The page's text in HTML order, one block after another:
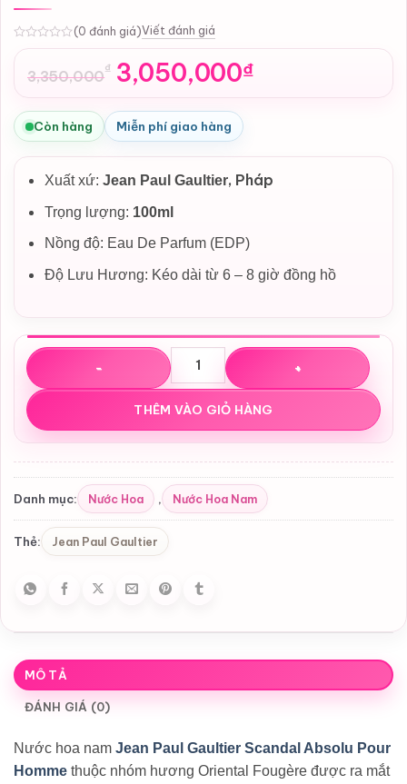
(0 đánh giá)Viết đánh giá
3,350,000₫
Giá
gốc
là:
3,350,000₫.
3,050,000₫
Giá
hiện
tại
là:
3,050,000₫.
Còn hàng Miễn phí giao hàng
Xuất xứ: Jean Paul Gaultier, Pháp
Trọng lượng: 100ml
Nồng độ: Eau De Parfum (EDP)
Độ Lưu Hương: Kéo dài từ 6 – 8 giờ đồng hồ
Nước hoa Jean Paul Gaultier Scandal Absolu Parfum
THÊM VÀO GIỎ HÀNG
Danh mục: Nước Hoa , Nước Hoa Nam
Thẻ: Jean Paul Gaultier
MÔ TẢ
ĐÁNH GIÁ (0)
Nước hoa nam Jean Paul Gaultier Scandal Absolu Pour
Homme thuộc nhóm hương Oriental Fougère được ra mắt